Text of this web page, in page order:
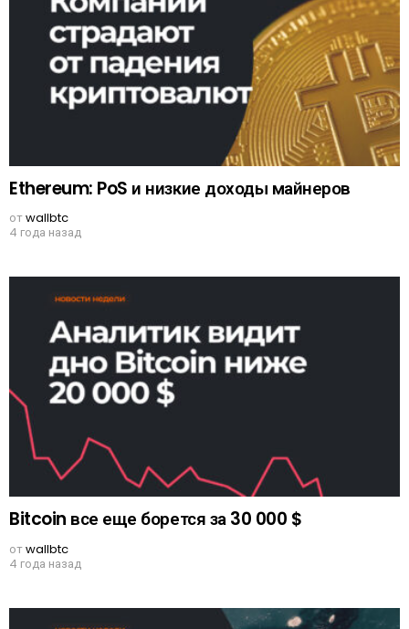
Ethereum: PoS и низкие доходы майнеров
отwallbtc
4 года назад
Bitcoin все еще борется за 30 000 $
отwallbtc
4 года назад